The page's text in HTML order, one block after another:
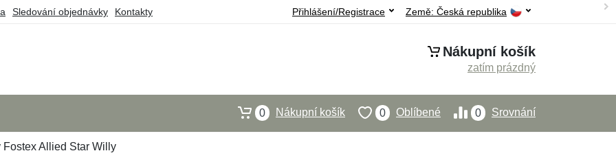
Sledování objednávky Kontakty Země: Česká republika
Přihlášení/Registrace
Nákupní košík
zatím prázdný
0 Srovnání
0 Oblíbené
0 Nákupní košík
Fostex Allied Star Willy